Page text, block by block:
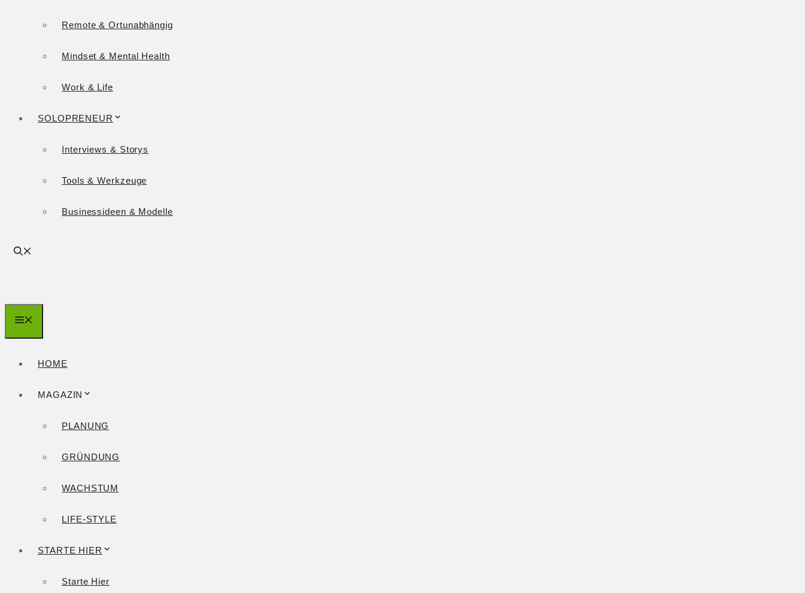
Remote & Ortunabhängig
Mindset & Mental Health
Work & Life
SOLOPRENEUR
Interviews & Storys
Tools & Werkzeuge
Businessideen & Modelle
HOME
MAGAZIN
PLANUNG
GRÜNDUNG
WACHSTUM
LIFE-STYLE
STARTE HIER
Starte Hier